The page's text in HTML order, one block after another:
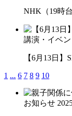
NHK（19時
講演・イベン
【6月13日】
1 ... 6 7 8 9 10
お知らせ